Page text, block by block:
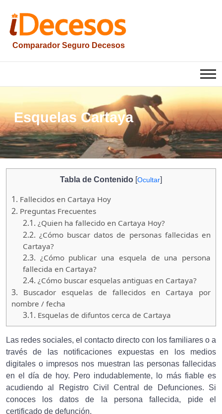
contenido
Comparador Seguro Decesos
iesquelas
Esquelas Cartaya
Tabla de Contenido [Ocultar]
1. Fallecidos en Cartaya Hoy
2. Preguntas Frecuentes
2.1. ¿Quien ha fallecido en Cartaya Hoy?
2.2. ¿Cómo buscar datos de personas fallecidas en
Cartaya?
2.3. ¿Cómo publicar una esquela de una persona
fallecida en Cartaya?
2.4. ¿Cómo buscar esquelas antiguas en Cartaya?
3. Buscador esquelas de fallecidos en Cartaya por
nombre / fecha
3.1. Esquelas de difuntos cerca de Cartaya
Las redes sociales, el contacto directo con los familiares o a
través de las notificaciones expuestas en los medios
digitales o impresos nos muestran las personas fallecidas
en el día de hoy. Pero indudablemente, lo más fiable es
acudiendo al Registro Civil Central de Defunciones. Si
conoces los datos de la persona fallecida, pide el
certificado de defunción.